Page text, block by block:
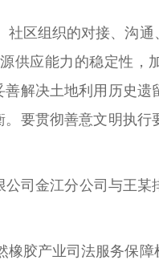
区组织的对接、沟
供应能力的稳定性，
解决土地利用历史
要贯彻善意文明执行
司金江分公司与王
胶产业司法服务保